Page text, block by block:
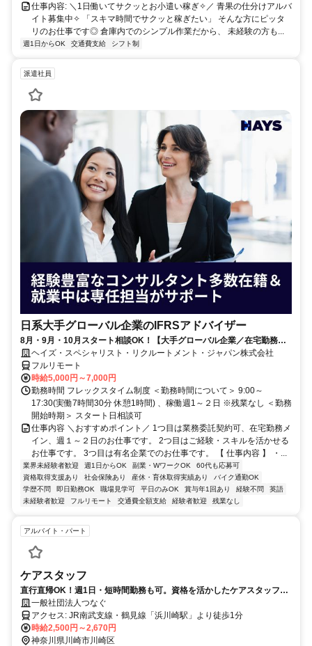
仕事内容: ＼1日働いてサクッとお小遣い稼ぎ✧／ 青果の仕分けアルバ
イト募集中✧ 「スキマ時間でサクッと稼ぎたい」 そんな方にピッタ
リのお仕事です◎ 倉庫内でのシンプル作業だから、 未経験の方も...
週1日からOK 交通費支給 シフト制
派遣社員
日系大手グローバル企業のIFRSアドバイザー
8月・9月・10月スタート相談OK！【大手グローバル企業／在宅勤務メ
イン／週1～2日勤務】IFRSアドバイザー
ヘイズ・スペシャリスト・リクルートメント・ジャパン株式会社
フルリモート
時給5,000円～7,000円
勤務時間 フレックスタイム制度 ＜勤務時間について＞ 9:00～
17:30(実働7時間30分 休憩1時間) 、稼働週1～２日 ※残業なし ＜勤務
開始時期＞ スタート日相談可
仕事内容 ＼おすすめポイント／ 1つ目は業務委託契約可、在宅勤務メ
イン、週１～２日のお仕事です。 2つ目はご経験・スキルを活かせる
お仕事です。 3つ目は有名企業でのお仕事です。 【 仕事内容 】 ・...
業界未経験者歓迎 週1日からOK 副業・WワークOK
60代も応募可
資格取得支援あり
社会保険あり 産休・育休取得実績あり
バイク通勤OK
学歴不問
即日勤務OK 職場見学可 平日のみOK 賞与年1回あり 経験不問
英語
未経験者歓迎
フルリモート 交通費全額支給 経験者歓迎 残業なし
アルバイト・パート
ケアスタッフ
直行直帰OK！週1日・短時間勤務も可。資格を活かしたケアスタッフを
随時募集
一般社団法人つなぐ
アクセス: JR南武支線・鶴見線「浜川崎駅」より徒歩1分
時給2,500円～2,670円
神奈川県川崎市川崎区